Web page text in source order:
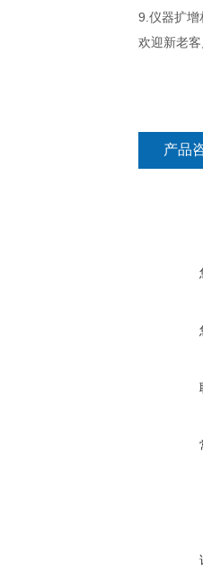
9.仪器扩增
欢迎新老
产品